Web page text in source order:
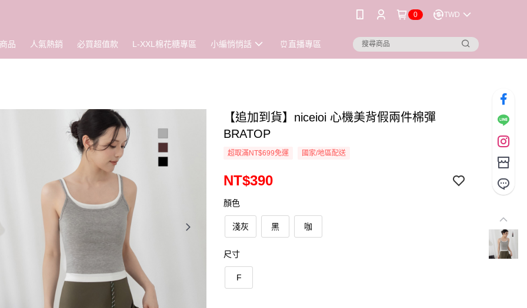
0 TWD
品 人氣熱銷 必買超值款 L-XXL棉花糖專區 小編悄悄話 ⏰直播專區
【追加到貨】niceioi 心機美背假兩件棉彈
BRATOP
超取滿NT$699免運 國家/地區配送
NT$390
顏色
淺灰 黑 咖
尺寸
F